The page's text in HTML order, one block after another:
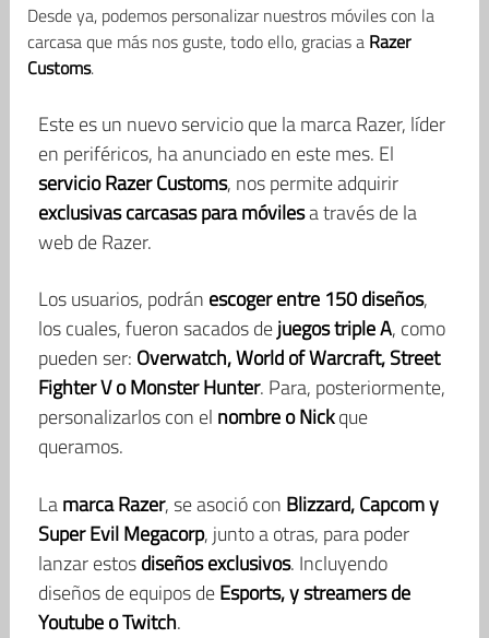
Desde ya, podemos personalizar nuestros móviles con la
carcasa que más nos guste, todo ello, gracias a Razer
Customs.
Este es un nuevo servicio que la marca Razer, líder
en periféricos, ha anunciado en este mes. El
servicio Razer Customs, nos permite adquirir
exclusivas carcasas para móvilesa través de la
web de Razer.
Los usuarios, podrán escoger entre 150 diseños,
los cuales, fueron sacados dejuegos triple A, como
pueden ser: Overwatch, World of Warcraft, Street
Fighter V o Monster Hunter. Para, posteriormente,
personalizarlos con el nombre o Nickque
queramos.
Lamarca Razer, se asoció con Blizzard, Capcom y
Super Evil Megacorp, junto a otras, para poder
lanzar estosdiseños exclusivos. Incluyendo
diseños de equipos deEsports, y streamers de
Youtube o Twitch.